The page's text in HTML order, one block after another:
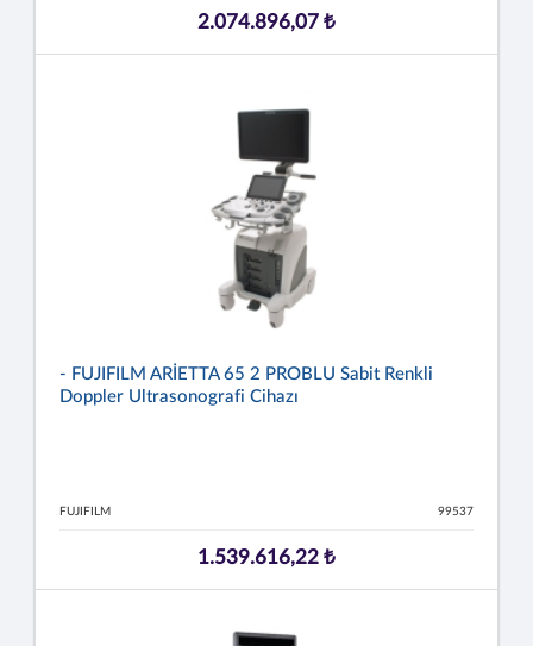
2.074.896,07 ₺
- FUJIFILM ARİETTA 65 2 PROBLU Sabit Renkli
Doppler Ultrasonografi Cihazı
FUJIFILM 99537
1.539.616,22 ₺